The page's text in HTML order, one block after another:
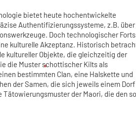
bietet heute hochentwickelte
Authentifizierungssysteme, z.B. über
Doch technologischer
kulturelle Akzeptanz. Historisch
kultureller Objekte, die gleichzeitig der
die Muster schottischer Kilts als
bestimmten Clan, eine Halskette und
der Samen, die sich jeweils einem Dorf
Tätowierungsmuster der Maori, die den